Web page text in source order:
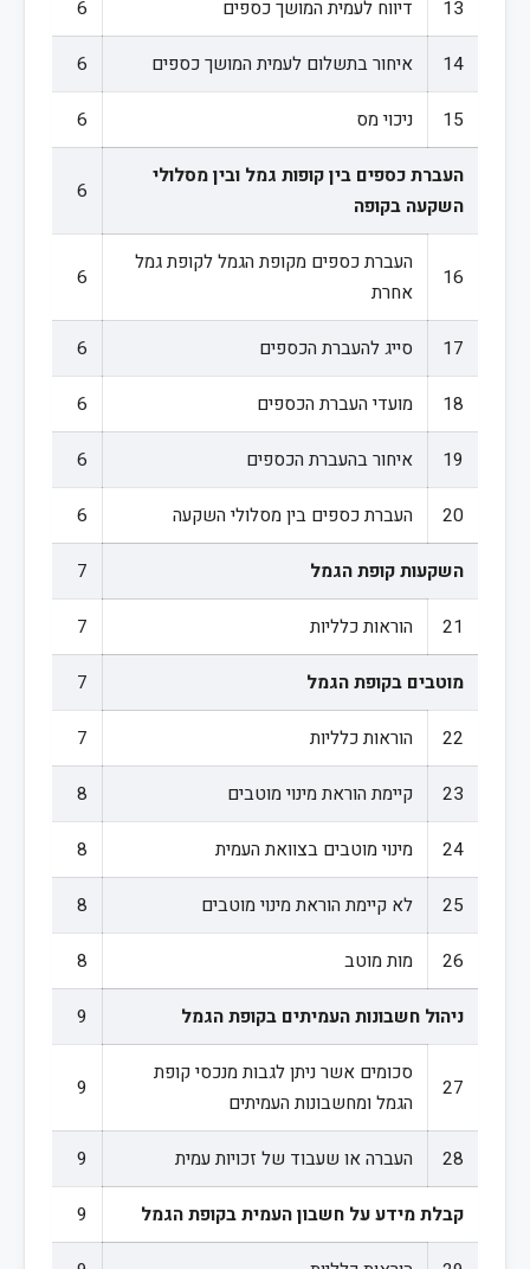
13 דיווח לעמית המושך כספים 6
14 איחור בתשלום לעמית המושך כספים 6
15 ניכוי מס 6
העברת כספים בין קופות גמל ובין מסלולי
השקעה בקופה
6
16
העברת כספים מקופת הגמל לקופת גמל
אחרת
6
17 סייג להעברת הכספים 6
18 מועדי העברת הכספים 6
19 איחור בהעברת הכספים 6
20 העברת כספים בין מסלולי השקעה 6
השקעות קופת הגמל 7
21 הוראות כלליות 7
מוטבים בקופת הגמל 7
22 הוראות כלליות 7
23 קיימת הוראת מינוי מוטבים 8
24 מינוי מוטבים בצוואת העמית 8
25 לא קיימת הוראת מינוי מוטבים 8
26 מות מוטב 8
ניהול חשבונות העמיתים בקופת הגמל 9
27
סכומים אשר ניתן לגבות מנכסי קופת
הגמל ומחשבונות העמיתים
9
28 העברה או שעבוד של זכויות עמית 9
קבלת מידע על חשבון העמית בקופת הגמל 9